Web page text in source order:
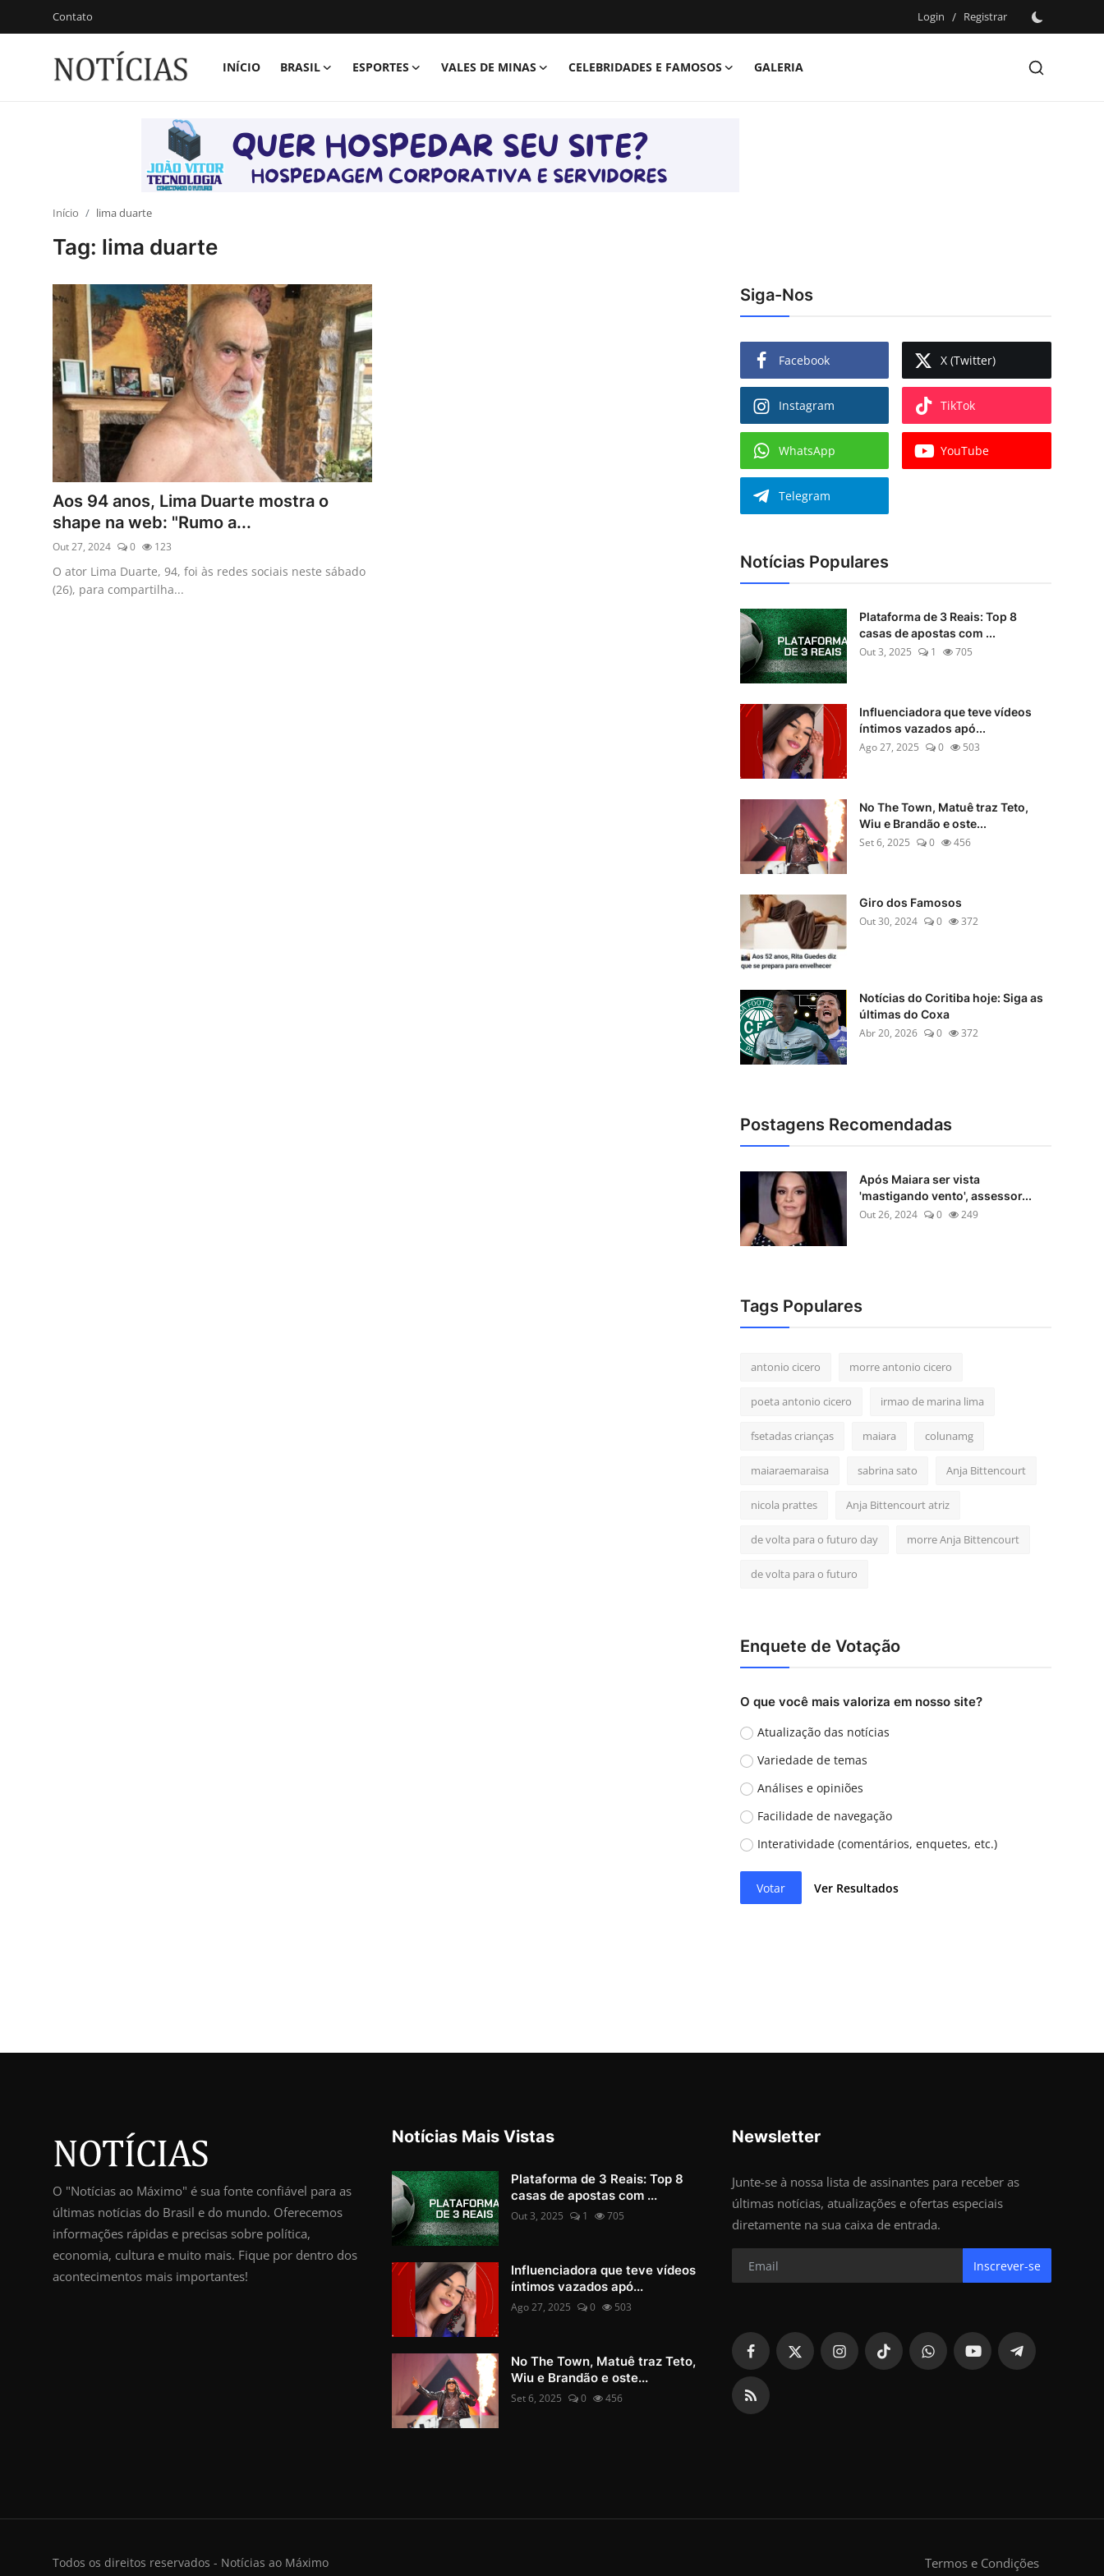
Contato Login / Registrar
INÍCIO BRASIL ESPORTES VALES DE MINAS CELEBRIDADES E FAMOSOS
GALERIA
Esportes
Vales de Minas
Celebridades e Famosos
Galeria
Início lima duarte
Tag: lima duarte
Aos 94 anos, Lima Duarte mostra o
shape na web: "Rumo a...
Out 27, 2024 0 123
O ator Lima Duarte, 94, foi às redes sociais neste sábado
(26), para compartilha...
Siga-Nos
Facebook X (Twitter)
Instagram TikTok
WhatsApp YouTube
Telegram
Notícias Populares
Plataforma de 3 Reais: Top 8
casas de apostas com ...
Out 3, 2025
1 705
Influenciadora que teve vídeos
íntimos vazados apó...
Ago 27, 2025
0 503
No The Town, Matuê traz Teto,
Wiu e Brandão e oste...
Set 6, 2025
0 456
Giro dos Famosos
Out 30, 2024
0 372
Notícias do Coritiba hoje: Siga as
últimas do Coxa
Abr 20, 2026
0 372
Postagens Recomendadas
Após Maiara ser vista
'mastigando vento', assessor...
Out 26, 2024
0 249
Tags Populares
antonio cicero morre antonio cicero
poeta antonio cicero irmao de marina lima
fsetadas crianças maiara colunamg
maiaraemaraisa sabrina sato Anja Bittencourt
nicola prattes Anja Bittencourt atriz
de volta para o futuro day morre Anja Bittencourt
de volta para o futuro
Enquete de Votação
O que você mais valoriza em nosso site?
Atualização das notícias
Variedade de temas
Análises e opiniões
Facilidade de navegação
Interatividade (comentários, enquetes, etc.)
Votar Ver Resultados
O "Notícias ao Máximo" é sua fonte confiável para as
últimas notícias do Brasil e do mundo. Oferecemos
informações rápidas e precisas sobre política,
economia, cultura e muito mais. Fique por dentro dos
acontecimentos mais importantes!
Notícias Mais Vistas
Plataforma de 3 Reais: Top 8
casas de apostas com ...
Out 3, 2025 1 705
Influenciadora que teve vídeos
íntimos vazados apó...
Ago 27, 2025 0 503
No The Town, Matuê traz Teto,
Wiu e Brandão e oste...
Set 6, 2025 0 456
Newsletter
Junte-se à nossa lista de assinantes para receber as
últimas notícias, atualizações e ofertas especiais
diretamente na sua caixa de entrada.
Inscrever-se
Todos os direitos reservados - Notícias ao Máximo Termos e Condições